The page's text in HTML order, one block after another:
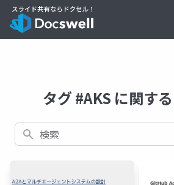
タグ #AKS に関す
検索